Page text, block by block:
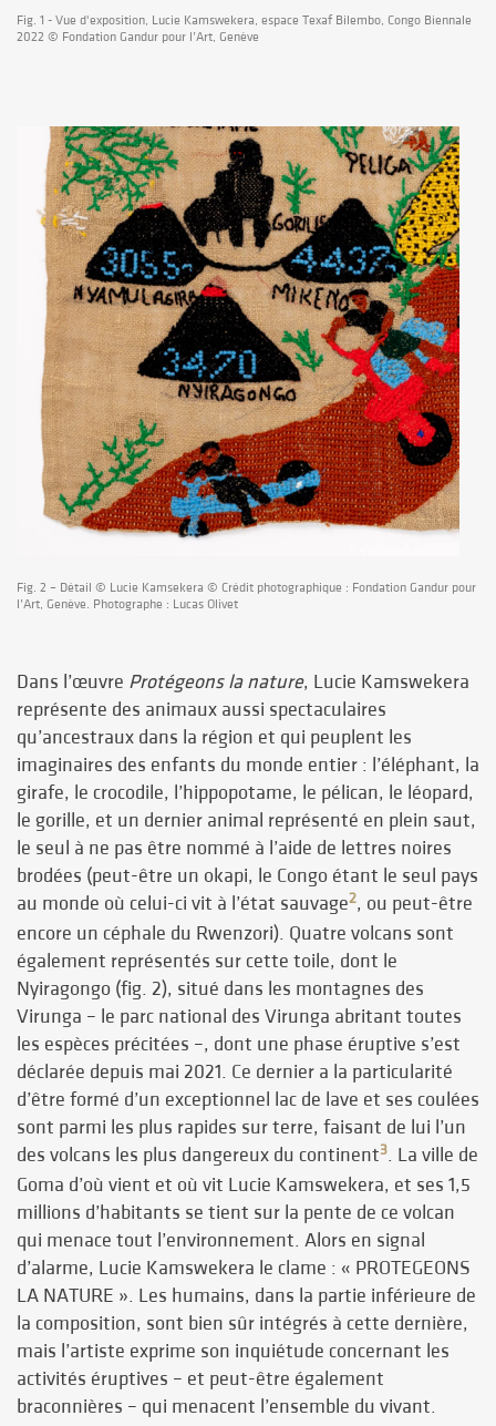
Fig. 1 - Vue d'exposition, Lucie Kamswekera, espace Texaf Bilembo, Congo Biennale
2022 © Fondation Gandur pour l’Art, Genève
Fig. 2 – Détail © Lucie Kamsekera © Crédit photographique : Fondation Gandur pour
l’Art, Genève. Photographe : Lucas Olivet
Dans l’œuvre Protégeons la nature, Lucie Kamswekera
représente des animaux aussi spectaculaires
qu’ancestraux dans la région et qui peuplent les
imaginaires des enfants du monde entier : l’éléphant, la
girafe, le crocodile, l’hippopotame, le pélican, le léopard,
le gorille, et un dernier animal représenté en plein saut,
le seul à ne pas être nommé à l’aide de lettres noires
brodées (peut-être un okapi, le Congo étant le seul pays
au monde où celui-ci vit à l’état sauvage2, ou peut-être
encore un céphale du Rwenzori). Quatre volcans sont
également représentés sur cette toile, dont le
Nyiragongo (fig. 2), situé dans les montagnes des
Virunga – le parc national des Virunga abritant toutes
les espèces précitées –, dont une phase éruptive s’est
déclarée depuis mai 2021. Ce dernier a la particularité
d’être formé d’un exceptionnel lac de lave et ses coulées
sont parmi les plus rapides sur terre, faisant de lui l’un
des volcans les plus dangereux du continent3. La ville de
Goma d’où vient et où vit Lucie Kamswekera, et ses 1,5
millions d’habitants se tient sur la pente de ce volcan
qui menace tout l’environnement. Alors en signal
d’alarme, Lucie Kamswekera le clame : « PROTEGEONS
LA NATURE ». Les humains, dans la partie inférieure de
la composition, sont bien sûr intégrés à cette dernière,
mais l’artiste exprime son inquiétude concernant les
activités éruptives – et peut-être également
braconnières – qui menacent l’ensemble du vivant.